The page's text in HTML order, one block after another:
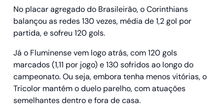
No placar agregado do Brasileirão, o Corinthians
balançou as redes 130 vezes, média de 1,2 gol por
partida, e sofreu 120 gols.
Já o Fluminense vem logo atrás, com 120 gols
marcados (1,11 por jogo) e 130 sofridos ao longo do
campeonato. Ou seja, embora tenha menos vitórias, o
Tricolor mantém o duelo parelho, com atuações
semelhantes dentro e fora de casa.